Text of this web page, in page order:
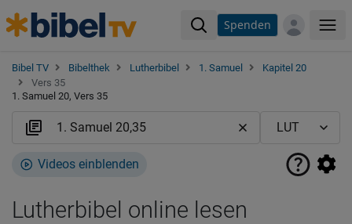
Spenden
Bibel TV Bibelthek Lutherbibel 1. Samuel
Kapitel 20
Vers 35
1. Samuel 20, Vers 35
Videos einblenden
Lutherbibel online lesen